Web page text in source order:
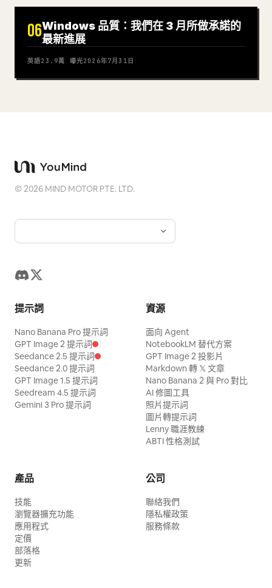
06Windows 品質：我們在 3 月所做承諾的
最新進展
英語23.9萬 曝光2026年7月31日
©2026 MIND MOTOR PTE. LTD.
提示詞
Nano Banana Pro 提示詞
GPT Image 2 提示詞
Seedance 2.5 提示詞
Seedance 2.0 提示詞
GPT Image 1.5 提示詞
Seedream 4.5 提示詞
Gemini 3 Pro 提示詞
資源
面向 Agent
NotebookLM 替代方案
GPT Image 2 投影片
Markdown 轉 𝕏 文章
Nano Banana 2 與 Pro 對比
AI 修圖工具
照片提示詞
圖片轉提示詞
Lenny 職涯教練
ABTI 性格測試
產品
技能
瀏覽器擴充功能
應用程式
定價
部落格
更新
公司
聯絡我們
隱私權政策
服務條款